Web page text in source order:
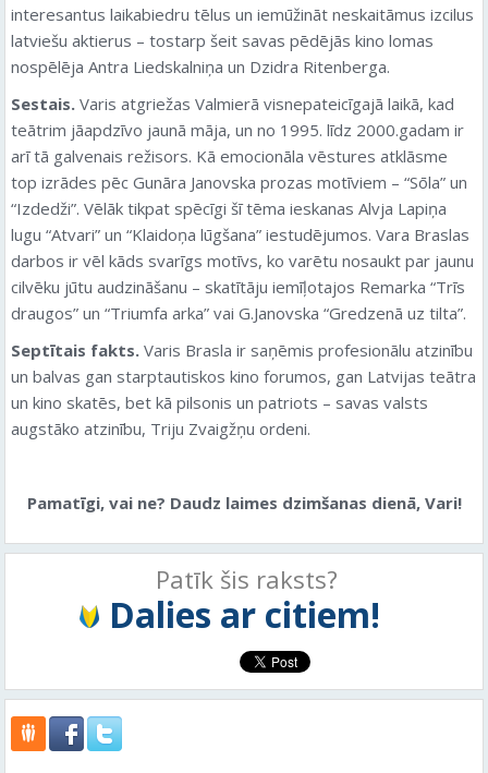
interesantus laikabiedru tēlus un iemūžināt neskaitāmus izcilus
latviešu aktierus – tostarp šeit savas pēdējās kino lomas
nospēlēja Antra Liedskalniņa un Dzidra Ritenberga.
Sestais. Varis atgriežas Valmierā visnepateicīgajā laikā, kad
teātrim jāapdzīvo jaunā māja, un no 1995. līdz 2000.gadam ir
arī tā galvenais režisors. Kā emocionāla vēstures atklāsme
top izrādes pēc Gunāra Janovska prozas motīviem – “Sōla” un
“Izdedži”. Vēlāk tikpat spēcīgi šī tēma ieskanas Alvja Lapiņa
lugu “Atvari” un “Klaidoņa lūgšana” iestudējumos. Vara Braslas
darbos ir vēl kāds svarīgs motīvs, ko varētu nosaukt par jaunu
cilvēku jūtu audzināšanu – skatītāju iemīļotajos Remarka “Trīs
draugos” un “Triumfa arka” vai G.Janovska “Gredzenā uz tilta”.
Septītais fakts. Varis Brasla ir saņēmis profesionālu atzinību
un balvas gan starptautiskos kino forumos, gan Latvijas teātra
un kino skatēs, bet kā pilsonis un patriots – savas valsts
augstāko atzinību, Triju Zvaigžņu ordeni.
Pamatīgi, vai ne? Daudz laimes dzimšanas dienā, Vari!
Patīk šis raksts?
Dalies ar citiem!